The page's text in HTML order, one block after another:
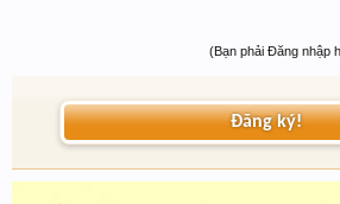
(Bạn phải Đăng nhập
Đăng ký!